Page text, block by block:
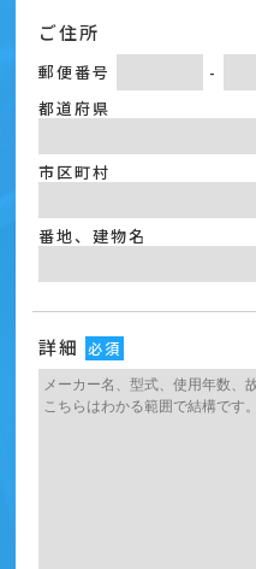
ご住所
郵便番号
-
都道府県
市区町村
番地、建物名
詳細 必須